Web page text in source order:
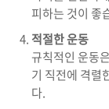
피하는 것이 좋
적절한 운동
규칙적인 운동
기 직전에 격렬
다.